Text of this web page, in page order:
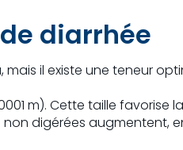
diarrhée
il existe une teneur
m). Cette taille favorise
digérées augmentent,